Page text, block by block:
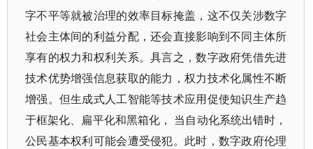
字不平等就被治理的效率目标掩盖，这不仅关涉数字
社会主体间的利益分配，还会直接影响到不同主体所
享有的权力和权利关系。具言之，数字政府凭借先进
技术优势增强信息获取的能力，权力技术化属性不断
增强。但生成式人工智能等技术应用促使知识生产趋
于框架化、扁平化和黑箱化， 当自动化系统出错时，
公民基本权利可能会遭受侵犯。此时，数字政府伦理